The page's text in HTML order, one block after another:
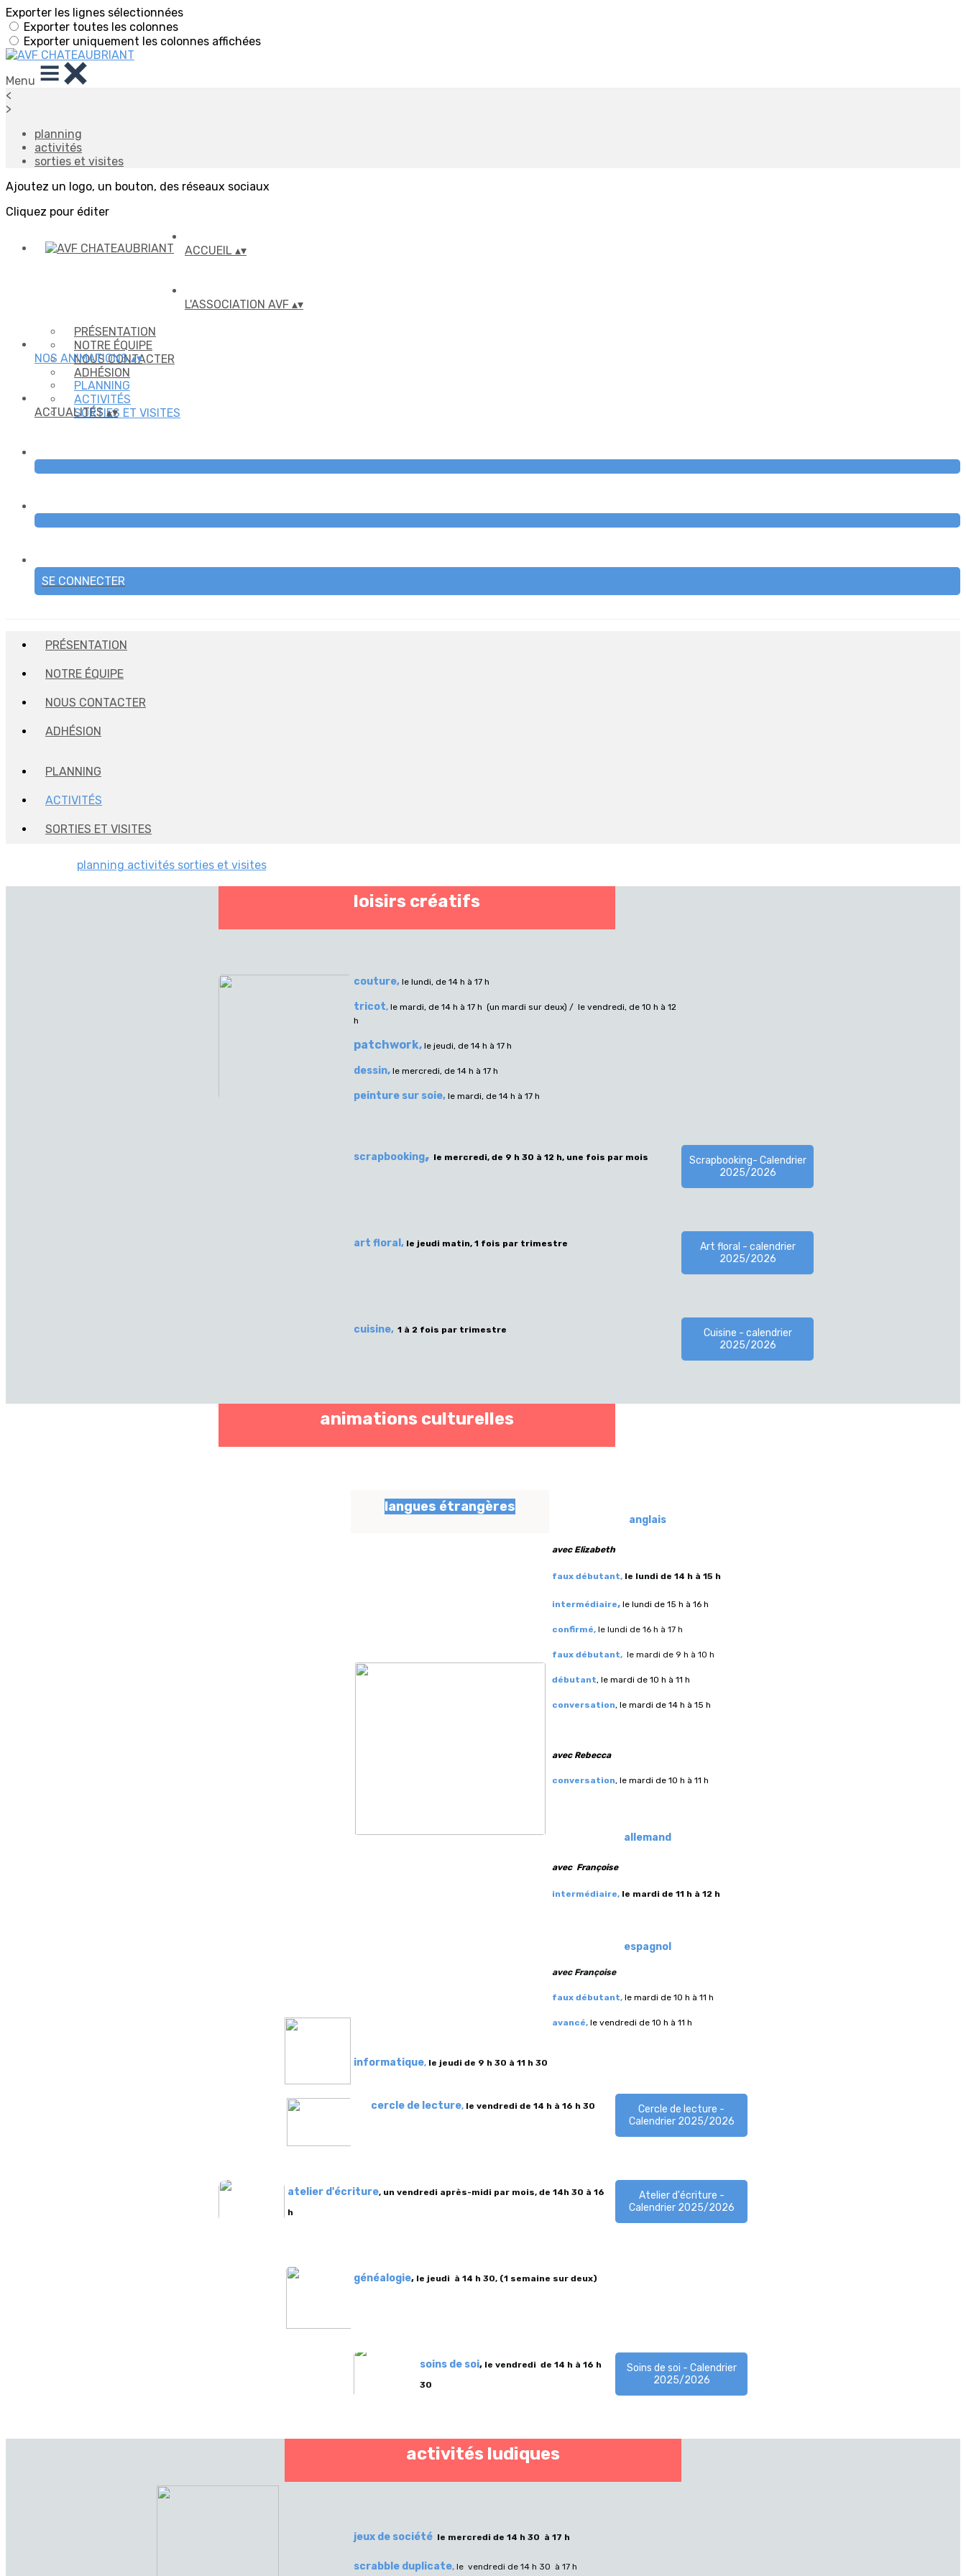
Exporter les lignes sélectionnées
Exporter toutes les colonnes
Exporter uniquement les colonnes affichées
Menu
<
>
planning
activités
sorties et visites
Ajoutez un logo, un bouton, des réseaux sociaux
Cliquez pour éditer
ACCUEIL ▴▾
L'ASSOCIATION AVF ▴▾
PRÉSENTATION
NOTRE ÉQUIPE
NOUS CONTACTER
ADHÉSION
NOS ANIMATIONS▴▾
PLANNING
ACTIVITÉS
SORTIES ET VISITES
ACTUALITÉS▴▾
SE CONNECTER
PRÉSENTATION
NOTRE ÉQUIPE
NOUS CONTACTER
ADHÉSION
PLANNING
ACTIVITÉS
SORTIES ET VISITES
planning activités sorties et visites
loisirs créatifs
couture, le lundi, de 14 h à 17 h
tricot, le mardi, de 14 h à 17 h (un mardi sur deux) / le vendredi, de 10 h à 12
h
patchwork, le jeudi, de 14 h à 17 h
dessin, le mercredi, de 14 h à 17 h
peinture sur soie, le mardi, de 14 h à 17 h
scrapbooking, le mercredi, de 9 h 30 à 12 h, une fois par mois
Scrapbooking- Calendrier
2025/2026
art floral, le jeudi matin, 1 fois par trimestre
Art floral - calendrier
2025/2026
cuisine, 1 à 2 fois par trimestre
Cuisine - calendrier
2025/2026
animations culturelles
langues étrangères
anglais
avec Elizabeth
faux débutant, le lundi de 14 h à 15 h
intermédiaire, le lundi de 15 h à 16 h
confirmé, le lundi de 16 h à 17 h
faux débutant, le mardi de 9 h à 10 h
débutant, le mardi de 10 h à 11 h
conversation, le mardi de 14 h à 15 h
avec Rebecca
conversation, le mardi de 10 h à 11 h
allemand
avec Françoise
intermédiaire, le mardi de 11 h à 12 h
espagnol
avec Françoise
faux débutant, le mardi de 10 h à 11 h
avancé, le vendredi de 10 h à 11 h
informatique, le jeudi de 9 h 30 à 11 h 30
cercle de lecture, le vendredi de 14 h à 16 h 30
Cercle de lecture -
Calendrier 2025/2026
atelier d'écriture, un vendredi après-midi par mois, de 14h 30 à 16
h
Atelier d'écriture -
Calendrier 2025/2026
généalogie, le jeudi à 14 h 30, (1 semaine sur deux)
soins de soi, le vendredi de 14 h à 16 h
30
Soins de soi - Calendrier
2025/2026
activités ludiques
jeux de société le mercredi de 14 h 30 à 17 h
scrabble duplicate, le vendredi de 14 h 30 à 17 h